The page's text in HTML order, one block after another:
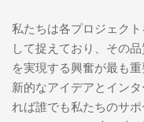
私たちは各プロジェク
して捉えており、その
を実現する興奮が最も
新的なアイデアとイン
れば誰でも私たちのサ